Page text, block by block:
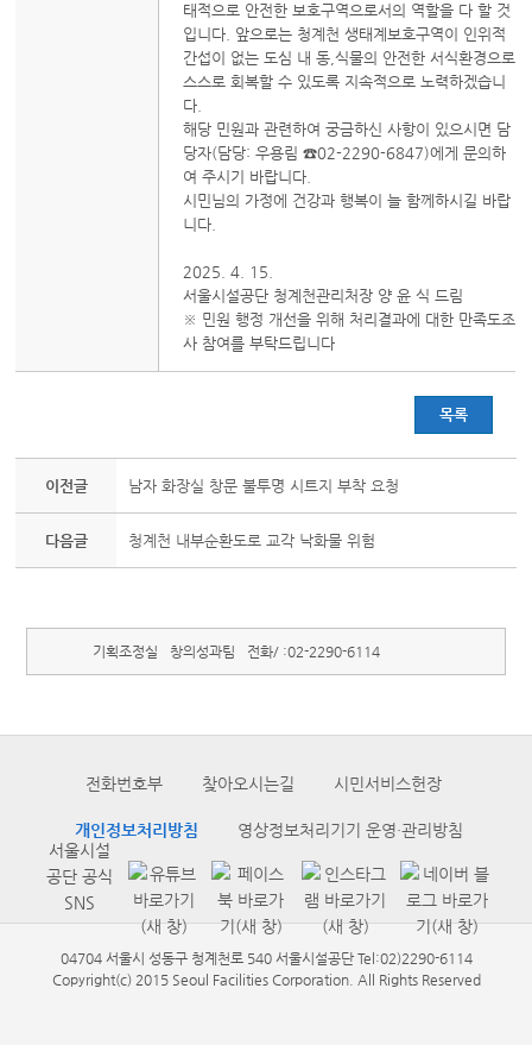
태적으로 안전한 보호구역으로서의 역할을 다 할 것
입니다. 앞으로는 청계천 생태계보호구역이 인위적
간섭이 없는 도심 내 동,식물의 안전한 서식환경으로
스스로 회복할 수 있도록 지속적으로 노력하겠습니
다.
해당 민원과 관련하여 궁금하신 사항이 있으시면 담
당자(담당: 우용림 ☎02-2290-6847)에게 문의하
여 주시기 바랍니다.
시민님의 가정에 건강과 행복이 늘 함께하시길 바랍
니다.
2025. 4. 15.
서울시설공단 청계천관리처장 양 윤 식 드림
※ 민원 행정 개선을 위해 처리결과에 대한 만족도조
사 참여를 부탁드립니다
목록
이전글 남자 화장실 창문 불투명 시트지 부착 요청
다음글 청계천 내부순환도로 교각 낙화물 위험
기획조정실 창의성과팀 전화/ :02-2290-6114
전화번호부 찾아오시는길 시민서비스헌장
개인정보처리방침
영상정보처리기기 운영·관리방침
서울시설
공단 공식
SNS
04704 서울시 성동구 청계천로 540 서울시설공단 Tel:02)2290-6114
Copyright(c) 2015 Seoul Facilities Corporation. All Rights Reserved